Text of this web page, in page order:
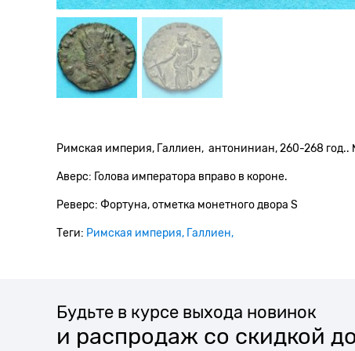
Римская империя, Галлиен, антониниан, 260-268
Аверс: Голова императора вправо в короне.
Реверс: Фортуна, отметка монетного двора S
Теги: Римская империя Галлиен
Будьте в курсе выхода новинок
и распродаж со скидкой